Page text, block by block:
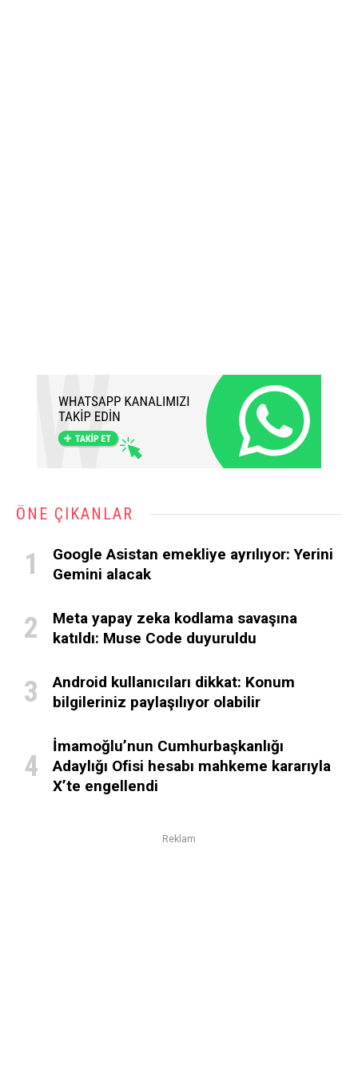
ÖNE ÇIKANLAR
Google Asistan emekliye ayrılıyor: Yerini
Gemini alacak
Meta yapay zeka kodlama savaşına
katıldı: Muse Code duyuruldu
Android kullanıcıları dikkat: Konum
bilgileriniz paylaşılıyor olabilir
İmamoğlu’nun Cumhurbaşkanlığı
Adaylığı Ofisi hesabı mahkeme kararıyla
X’te engellendi
Reklam